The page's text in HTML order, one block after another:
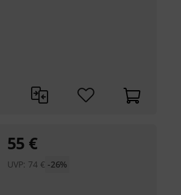
55 €
UVP: 74 € -26%